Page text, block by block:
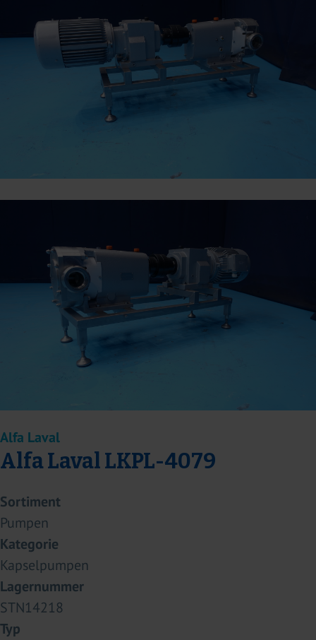
Alfa Laval
Alfa Laval LKPL-4079
Sortiment
Pumpen
Kategorie
Kapselpumpen
Lagernummer
STN14218
Typ